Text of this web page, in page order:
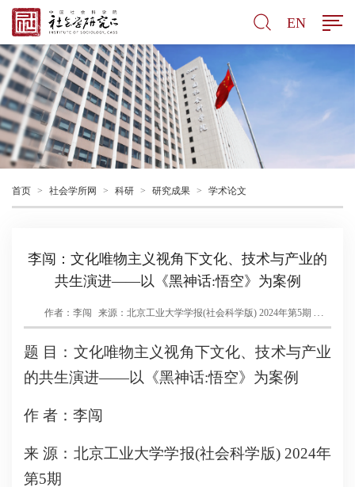
EN
首页 > 社会学所网 > 科研 > 研究成果 > 学术论文
李闯：文化唯物主义视角下文化、技术与产业的
共生演进——以《黑神话:悟空》为案例
作者：李闯 来源：北京工业大学学报(社会科学版) 2024年第5期
题 目：文化唯物主义视角下文化、技术与产业
的共生演进——以《黑神话:悟空》为案例
作 者：李闯
来 源：北京工业大学学报(社会科学版) 2024年
第5期